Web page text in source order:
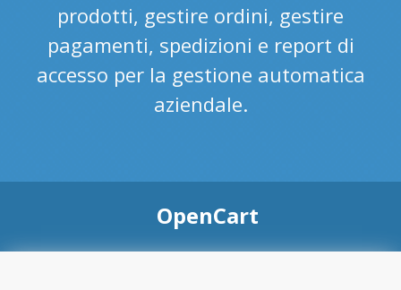
prodotti, gestire ordini, gestire
pagamenti, spedizioni e report di
accesso per la gestione automatica
aziendale.
OpenCart